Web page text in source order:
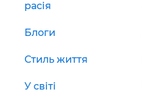
расія
Блоги
Стиль життя
У світі